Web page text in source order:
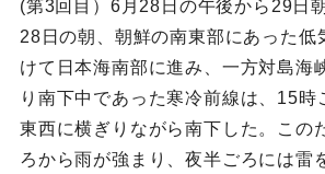
(第3回目）6月28日の午後から29日
28日の朝、朝鮮の南東部にあった低
けて日本海南部に進み、一方対島海
り南下中であった寒冷前線は、15時
東西に横ぎりながら南下した。この
ろから雨が強まり、夜半ごろには雷